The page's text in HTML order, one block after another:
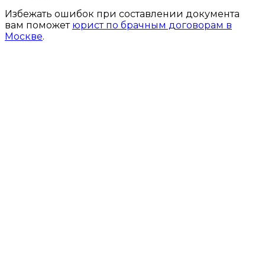
Избежать ошибок при составлении документа
вам поможет юрист по брачным договорам в
Москве.